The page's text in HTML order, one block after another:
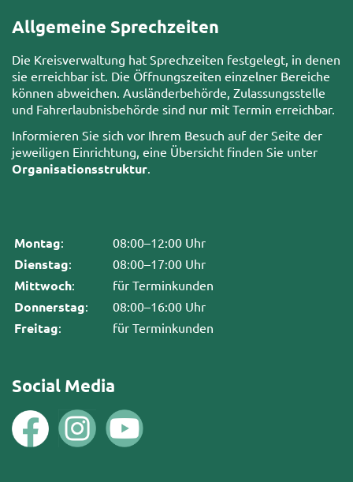
Allgemeine Sprechzeiten
Die Kreisverwaltung hat Sprechzeiten festgelegt, in denen
sie erreichbar ist. Die Öffnungszeiten einzelner Bereiche
können abweichen. Ausländerbehörde, Zulassungsstelle
und Fahrerlaubnisbehörde sind nur mit Termin erreichbar.
Informieren Sie sich vor Ihrem Besuch auf der Seite der
jeweiligen Einrichtung, eine Übersicht finden Sie unter
Organisationsstruktur
Montag: 08:00–12:00 Uhr
Dienstag: 08:00–17:00 Uhr
Mittwoch: für Terminkunden
Donnerstag: 08:00–16:00 Uhr
Freitag: für Terminkunden
Social Media